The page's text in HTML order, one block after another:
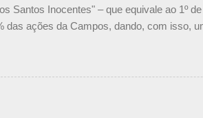
Santos Inocentes" – que equivale ao 1º
das ações da Campos, dando, com isso,
não será o companheiro de Bruno
admitiu Audetto. “Mas depois de
explicou, dizendo ainda que não tem nada